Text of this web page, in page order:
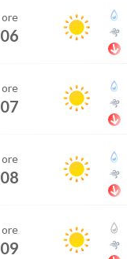
ore
06
ore
07
ore
08
ore
09